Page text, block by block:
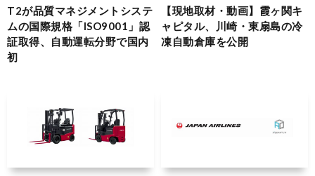
T2が品質マネジメントシステ
ムの国際規格「ISO9001」認
証取得、自動運転分野で国内
初
【現地取材・動画】霞ヶ関キ
ャピタル、川崎・東扇島の冷
凍自動倉庫を公開